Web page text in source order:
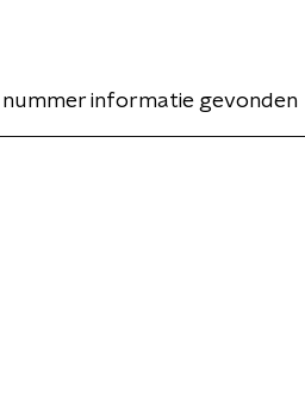
nummer informatie gevonden